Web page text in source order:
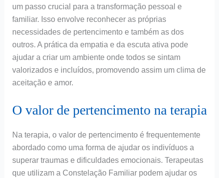
um passo crucial para a transformação pessoal e
familiar. Isso envolve reconhecer as próprias
necessidades de pertencimento e também as dos
outros. A prática da empatia e da escuta ativa pode
ajudar a criar um ambiente onde todos se sintam
valorizados e incluídos, promovendo assim um clima de
aceitação e amor.
O valor de pertencimento na terapia
Na terapia, o valor de pertencimento é frequentemente
abordado como uma forma de ajudar os indivíduos a
superar traumas e dificuldades emocionais. Terapeutas
que utilizam a Constelação Familiar podem ajudar os